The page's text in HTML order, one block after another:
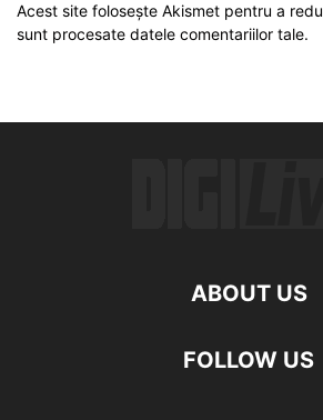
Acest site folosește Akismet pentru a
sunt procesate datele comentariilor tale.
ABOUT US
FOLLOW US